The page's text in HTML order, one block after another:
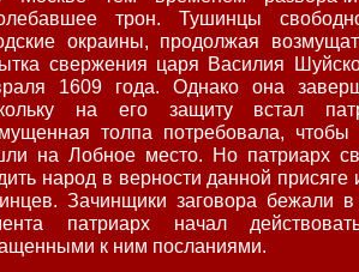
трон. Тушинцы
окраины, продолжая
свержения царя Василия
1609 года. Однако она
на его защиту встал
толпа потребовала,
на Лобное место. Но патриарх
народ в верности данной присяге
Зачинщики заговора бежали
патриарх начал
к ним посланиями.